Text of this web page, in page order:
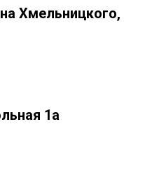
Хмельницкого,
1а